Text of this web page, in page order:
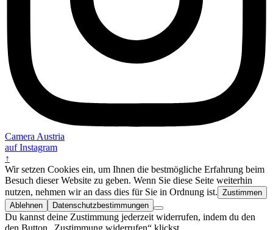
Camera Austria
auf Instagram
↑
Wir setzen Cookies ein, um Ihnen die bestmögliche Erfahrung beim
Besuch dieser Website zu geben. Wenn Sie diese Seite weiterhin
nutzen, nehmen wir an dass dies für Sie in Ordnung ist. Zustimmen
Ablehnen
Datenschutzbestimmungen
Du kannst deine Zustimmung jederzeit widerrufen, indem du den
den Button „Zustimmung widerrufen“ klickst.